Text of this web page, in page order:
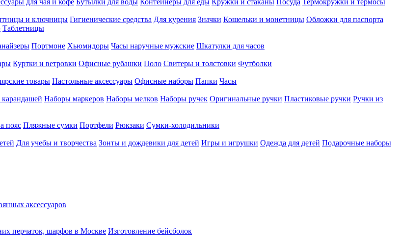
для чая и кофе Бутылки для воды Контейнеры для еды Кружки и стаканы Посуда Термокружки и термосы
и ключницы Гигиенические средства Для курения Значки Кошельки и монетницы Обложки для паспорта
Таблетницы
Портмоне Хьюмидоры Часы наручные мужские Шкатулки для часов
Куртки и ветровки Офисные рубашки Поло Свитеры и толстовки Футболки
товары Настольные аксессуары Офисные наборы Папки Часы
Наборы маркеров Наборы мелков Наборы ручек Оригинальные ручки Пластиковые ручки Ручки из
пояс Пляжные сумки Портфели Рюкзаки Сумки-холодильники
Для учебы и творчества Зонты и дождевики для детей Игры и игрушки Одежда для детей Подарочные наборы
аксессуаров
перчаток, шарфов в Москве Изготовление бейсболок